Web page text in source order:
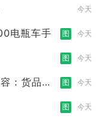
今天
电瓶车手 图 今天
图 今天
：货品分
图 今天
图 今天